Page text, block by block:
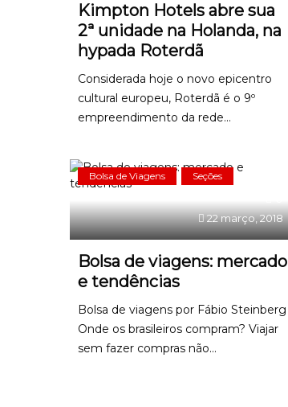
Kimpton Hotels abre sua
2ª unidade na Holanda, na
hypada Roterdã
Considerada hoje o novo epicentro
cultural europeu, Roterdã é o 9º
empreendimento da rede...
Bolsa de Viagens Seções
22 março, 2018
Bolsa de viagens: mercado
e tendências
Bolsa de viagens por Fábio Steinberg
Onde os brasileiros compram? Viajar
sem fazer compras não...